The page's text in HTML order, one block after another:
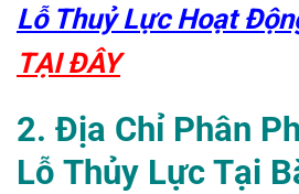
Lỗ Thuỷ Lực Hoạt
TẠI ĐÂY
2. Địa Chỉ Phân
Lỗ Thủy LựcTại